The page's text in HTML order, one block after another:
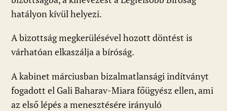
hatályon kívül helyezi.
A bizottság megkerülésével hozott döntést is
várhatóan elkaszálja a bíróság.
A kabinet márciusban bizalmatlansági indítványt
fogadott el Gali Baharav-Miara főügyész ellen, ami
az első lépés a menesztésére irányuló